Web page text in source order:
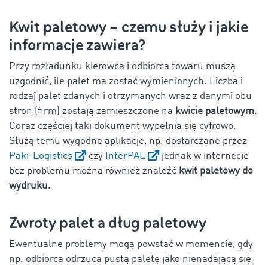
Kwit paletowy – czemu służy i jakie
informacje zawiera?
Przy rozładunku kierowca i odbiorca towaru muszą
uzgodnić, ile palet ma zostać wymienionych. Liczba i
rodzaj palet zdanych i otrzymanych wraz z danymi obu
stron (firm) zostają zamieszczone na kwicie paletowym.
Coraz częściej taki dokument wypełnia się cyfrowo.
Służą temu wygodne aplikacje, np. dostarczane przez
Paki-Logistics
czy InterPAL
jednak w internecie
bez problemu można również znaleźć kwit paletowy do
wydruku.
Zwroty palet a dług paletowy
Ewentualne problemy mogą powstać w momencie, gdy
np. odbiorca odrzuca pustą paletę jako nienadającą się